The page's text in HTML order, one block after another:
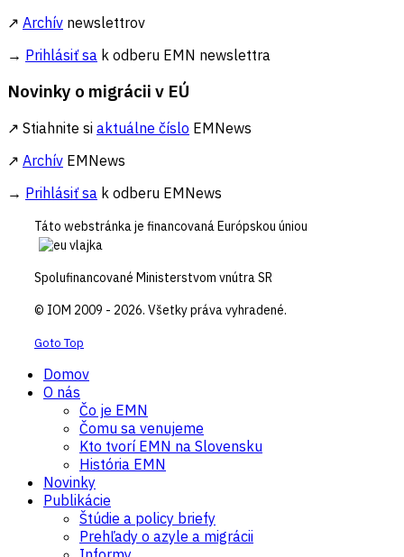
↗ Archív newslettrov
→ Prihlásiť sa k odberu EMN newslettra
Novinky o migrácii v EÚ
↗ Stiahnite si aktuálne číslo EMNews
↗ Archív EMNews
→ Prihlásiť sa k odberu EMNews
Táto webstránka je financovaná Európskou úniou
Spolufinancované Ministerstvom vnútra SR
© IOM 2009 - 2026. Všetky práva vyhradené.
Goto Top
Domov
O nás
Čo je EMN
Čomu sa venujeme
Kto tvorí EMN na Slovensku
História EMN
Novinky
Publikácie
Štúdie a policy briefy
Prehľady o azyle a migrácii